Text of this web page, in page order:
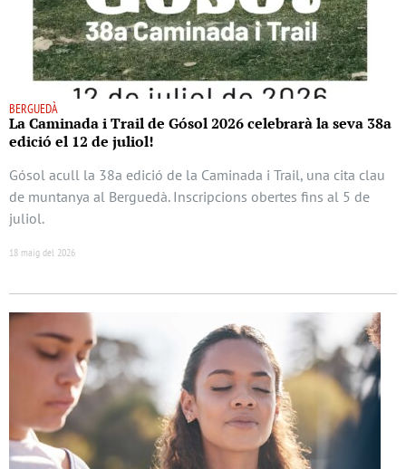
BERGUEDÀ
La Caminada i Trail de Gósol 2026 celebrarà la seva 38a
edició el 12 de juliol!
Gósol acull la 38a edició de la Caminada i Trail, una cita clau
de muntanya al Berguedà. Inscripcions obertes fins al 5 de
juliol.
18 maig del 2026